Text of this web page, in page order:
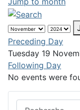
Preceding Day
Tuesday 19
Following Day
No events were